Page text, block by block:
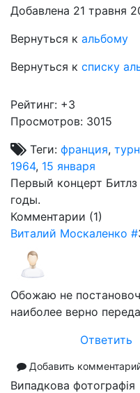
Добавлена 21 травня
Вернуться к альбому
Вернуться к списку
Рейтинг: +3
Просмотров: 3015
Теги: франция,
1964, 15 января
Первый концерт
годы.
Комментарии (1)
Виталий Москаленко #
Обожаю не
наиболее верно
Ответить
Добавить
Випадкова фотографія